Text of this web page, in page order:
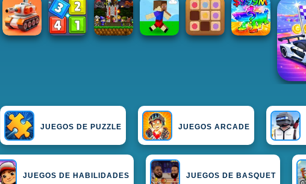
JUEGOS DE PUZZLE JUEGOS ARCADE
JUEGOS DE HABILIDADES JUEGOS DE BASQUET